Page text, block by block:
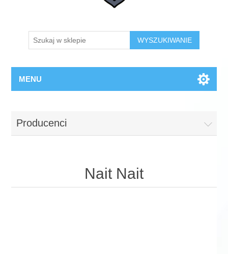
WYSZUKIWANIE
MENU
Producenci
Nait Nait